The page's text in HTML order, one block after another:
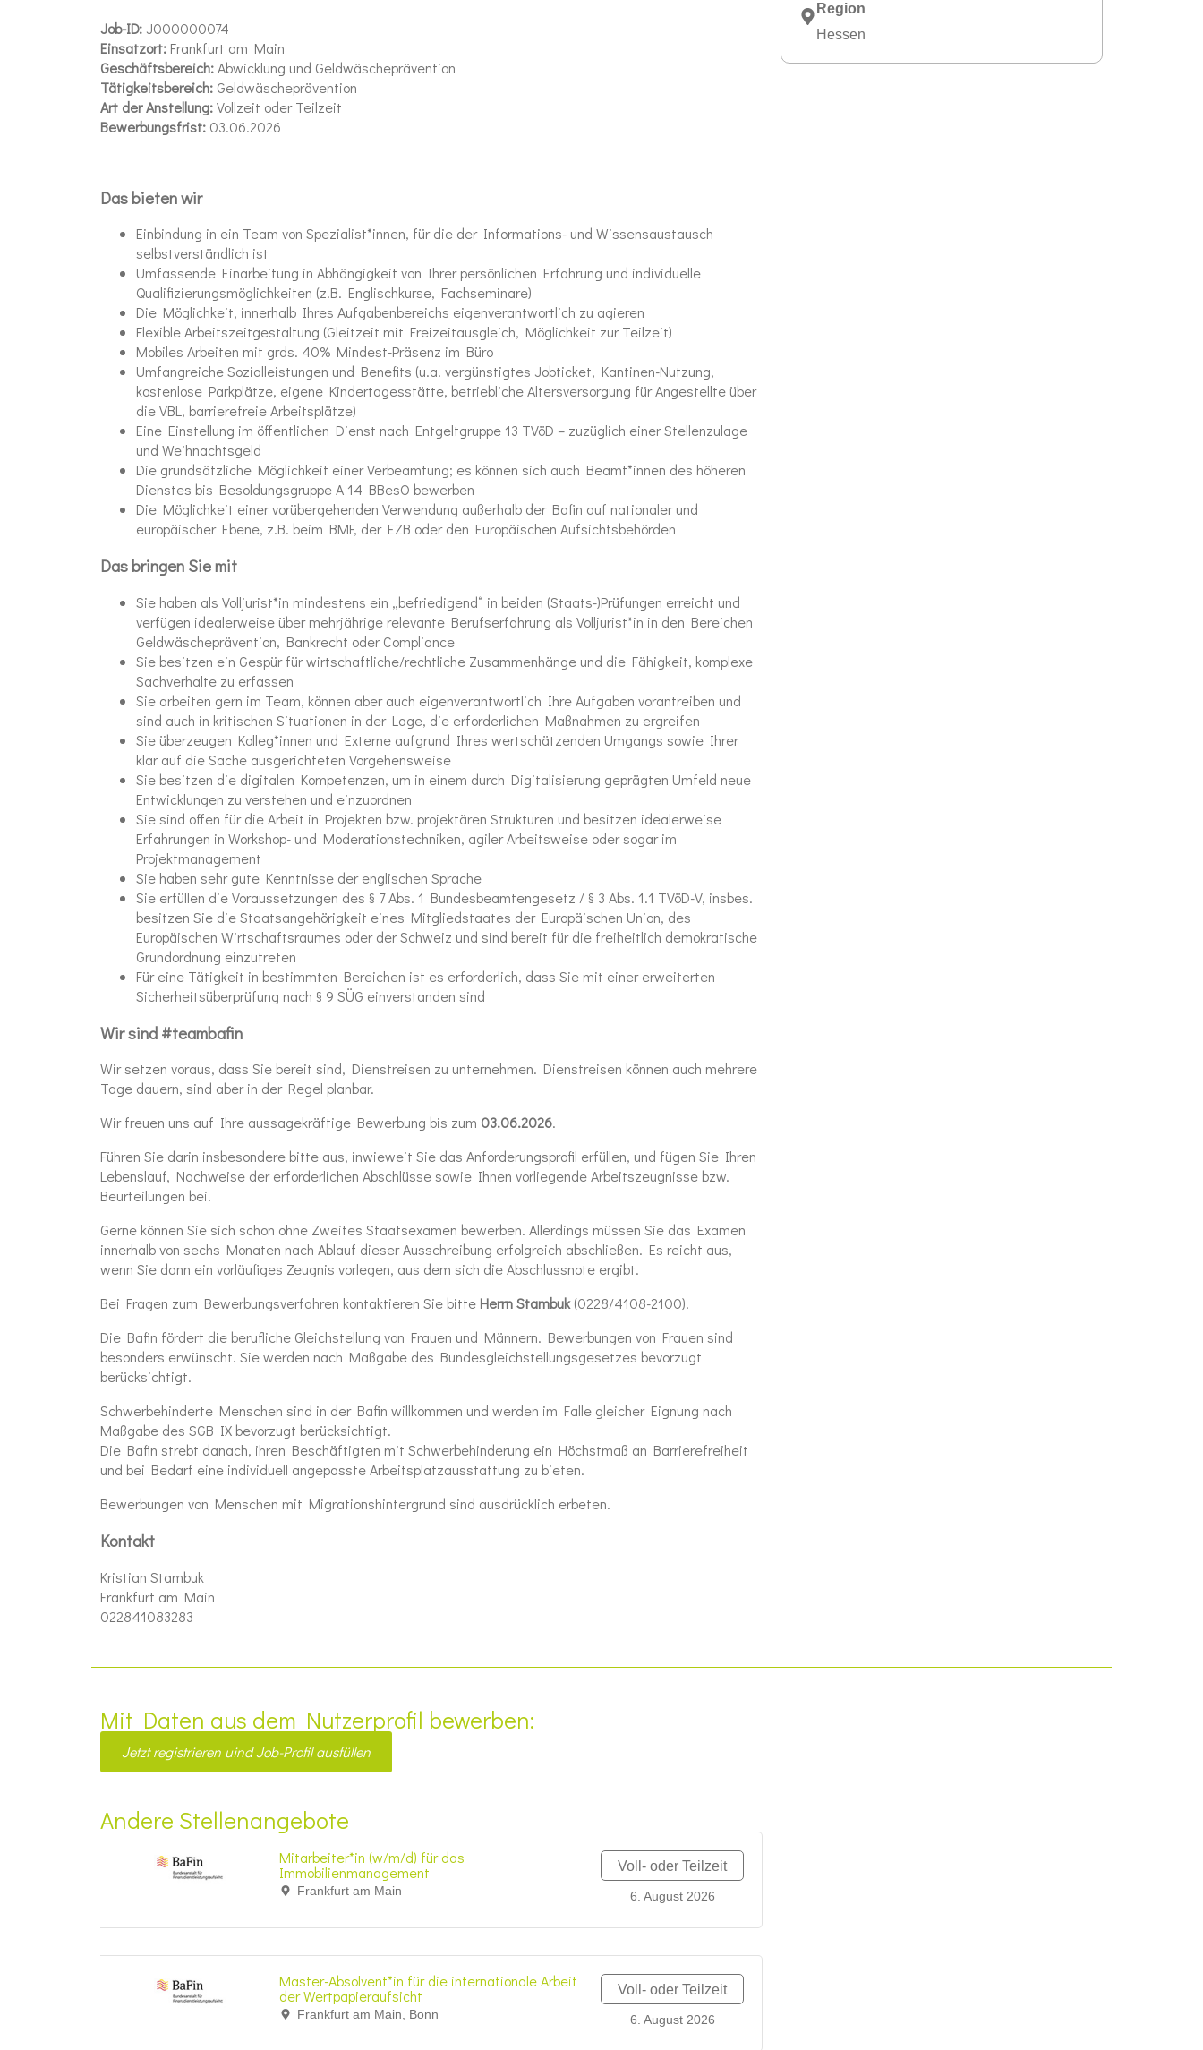
Job-ID: J000000074
Einsatzort: Frankfurt am Main
Geschäftsbereich:Abwicklung und Geldwäscheprävention
Tätigkeitsbereich: Geldwäscheprävention
Art der Anstellung:Vollzeit oder Teilzeit
Bewerbungsfrist: 03.06.2026
Das bieten wir
Einbindung in ein Team von Spezialist*innen, für die der Informations- und Wissensaustausch
selbstverständlich ist
Umfassende Einarbeitung in Abhängigkeit von Ihrer persönlichen Erfahrung und individuelle
Qualifizierungsmöglichkeiten (z.B. Englischkurse, Fachseminare)
Die Möglichkeit, innerhalb Ihres Aufgabenbereichs eigenverantwortlich zu agieren
Flexible Arbeitszeitgestaltung (Gleitzeit mit Freizeitausgleich, Möglichkeit zur Teilzeit)
Mobiles Arbeiten mit grds. 40% Mindest-Präsenz im Büro
Umfangreiche Sozialleistungen und Benefits (u.a. vergünstigtes Jobticket, Kantinen-Nutzung,
kostenlose Parkplätze, eigene Kindertagesstätte, betriebliche Altersversorgung für Angestellte über
die VBL, barrierefreie Arbeitsplätze)
Eine Einstellung im öffentlichen Dienst nach Entgeltgruppe 13 TVöD – zuzüglich einer Stellenzulage
und Weihnachtsgeld
Die grundsätzliche Möglichkeit einer Verbeamtung; es können sich auch Beamt*innen des höheren
Dienstes bis Besoldungsgruppe A 14 BBesO bewerben
Die Möglichkeit einer vorübergehenden Verwendung außerhalb der Bafin auf nationaler und
europäischer Ebene, z.B. beim BMF, der EZB oder den Europäischen Aufsichtsbehörden
Das bringen Sie mit
Sie haben als Volljurist*in mindestens ein „befriedigend“ in beiden (Staats-)Prüfungen erreicht und
verfügen idealerweise über mehrjährige relevante Berufserfahrung als Volljurist*in in den Bereichen
Geldwäscheprävention, Bankrecht oder Compliance
Sie besitzen ein Gespür für wirtschaftliche/rechtliche Zusammenhänge und die Fähigkeit, komplexe
Sachverhalte zu erfassen
Sie arbeiten gern im Team, können aber auch eigenverantwortlich Ihre Aufgaben vorantreiben und
sind auch in kritischen Situationen in der Lage, die erforderlichen Maßnahmen zu ergreifen
Sie überzeugen Kolleg*innen und Externe aufgrund Ihres wertschätzenden Umgangs sowie Ihrer
klar auf die Sache ausgerichteten Vorgehensweise
Sie besitzen die digitalen Kompetenzen, um in einem durch Digitalisierung geprägten Umfeld neue
Entwicklungen zu verstehen und einzuordnen
Sie sind offen für die Arbeit in Projekten bzw. projektären Strukturen und besitzen idealerweise
Erfahrungen in Workshop- und Moderationstechniken, agiler Arbeitsweise oder sogar im
Projektmanagement
Sie haben sehr gute Kenntnisse der englischen Sprache
Sie erfüllen die Voraussetzungen des § 7 Abs. 1 Bundesbeamtengesetz / § 3 Abs. 1.1 TVöD-V, insbes.
besitzen Sie die Staatsangehörigkeit eines Mitgliedstaates der Europäischen Union, des
Europäischen Wirtschaftsraumes oder der Schweiz und sind bereit für die freiheitlich demokratische
Grundordnung einzutreten
Für eine Tätigkeit in bestimmten Bereichen ist es erforderlich, dass Sie mit einer erweiterten
Sicherheitsüberprüfung nach § 9 SÜG einverstanden sind
Wir sind #teambafin
Wir setzen voraus, dass Sie bereit sind, Dienstreisen zu unternehmen. Dienstreisen können auch mehrere
Tage dauern, sind aber in der Regel planbar.
Wir freuen uns auf Ihre aussagekräftige Bewerbung bis zum 03.06.2026.
Führen Sie darin insbesondere bitte aus, inwieweit Sie das Anforderungsprofil erfüllen, und fügen Sie Ihren
Lebenslauf, Nachweise der erforderlichen Abschlüsse sowie Ihnen vorliegende Arbeitszeugnisse bzw.
Beurteilungen bei.
Gerne können Sie sich schon ohne Zweites Staatsexamen bewerben. Allerdings müssen Sie das Examen
innerhalb von sechs Monaten nach Ablauf dieser Ausschreibung erfolgreich abschließen. Es reicht aus,
wenn Sie dann ein vorläufiges Zeugnis vorlegen, aus dem sich die Abschlussnote ergibt.
Bei Fragen zum Bewerbungsverfahren kontaktieren Sie bitte Herrn Stambuk(0228/4108-2100).
Die Bafin fördert die berufliche Gleichstellung von Frauen und Männern. Bewerbungen von Frauen sind
besonders erwünscht. Sie werden nach Maßgabe des Bundesgleichstellungsgesetzes bevorzugt
berücksichtigt.
Schwerbehinderte Menschen sind in der Bafin willkommen und werden im Falle gleicher Eignung nach
Maßgabe des SGB IX bevorzugt berücksichtigt.
Die Bafin strebt danach, ihren Beschäftigten mit Schwerbehinderung ein Höchstmaß an Barrierefreiheit
und bei Bedarf eine individuell angepasste Arbeitsplatzausstattung zu bieten.
Bewerbungen von Menschen mit Migrationshintergrund sind ausdrücklich erbeten.
Kontakt
Kristian Stambuk
Frankfurt am Main
022841083283
Region
Hessen
Mit Daten aus dem Nutzerprofil bewerben:
Jetzt registrieren uind Job-Profil ausfüllen
Andere Stellenangebote
Mitarbeiter*in (w/m/d) für das
Immobilienmanagement
Frankfurt am Main
Voll- oder Teilzeit
6. August 2026
Master-Absolvent*in für die internationale Arbeit
der Wertpapieraufsicht
Frankfurt am Main, Bonn
Voll- oder Teilzeit
6. August 2026